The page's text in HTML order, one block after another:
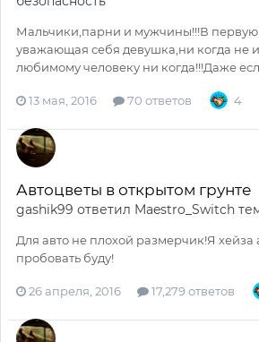
Мальчики,парни и мужчины!!!В первую
уважающая себя девушка,ни когда не
любимому человеку ни когда!!!Даже
13 мая, 2016 70 ответов 4
Автоцветы в открытом грунте
gashik99 ответил Maestro_Switch
Для авто не плохой размерчик!Я хейза
пробовать буду!
26 апреля, 2016 17,279 ответов